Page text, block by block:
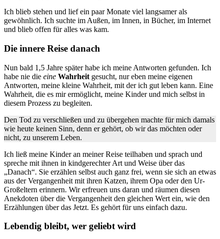
Ich blieb stehen und lief ein paar Monate viel langsamer als
gewöhnlich. Ich suchte im Außen, im Innen, in Bücher, im Internet
und blieb offen für alles was kam.
Die innere Reise danach
Nun bald 1,5 Jahre später habe ich meine Antworten gefunden. Ich
habe nie die eine Wahrheit gesucht, nur eben meine eigenen
Antworten, meine kleine Wahrheit, mit der ich gut leben kann. Eine
Wahrheit, die es mir ermöglicht, meine Kinder und mich selbst in
diesem Prozess zu begleiten.
Den Tod zu verschließen und zu übergehen machte für mich damals
wie heute keinen Sinn, denn er gehört, ob wir das möchten oder
nicht, zu unserem Leben.
Ich ließ meine Kinder an meiner Reise teilhaben und sprach und
spreche mit ihnen in kindgerechter Art und Weise über das
„Danach“. Sie erzählen selbst auch ganz frei, wenn sie sich an etwas
aus der Vergangenheit mit ihren Katzen, ihrem Opa oder den Ur-
Großeltern erinnern. Wir erfreuen uns daran und räumen diesen
Anekdoten über die Vergangenheit den gleichen Wert ein, wie den
Erzählungen über das Jetzt. Es gehört für uns einfach dazu.
Lebendig bleibt, wer geliebt wird